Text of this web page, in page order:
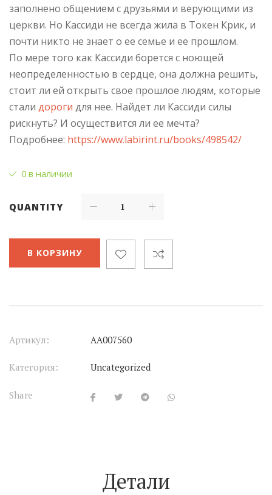
заполнено общением с друзьями и верующими из
церкви. Но Кассиди не всегда жила в Токен Крик, и
почти никто не знает о ее семье и ее прошлом.
По мере того как Кассиди борется с ноющей
неопределенностью в сердце, она должна решить,
стоит ли ей открыть свое прошлое людям, которые
стали дороги для нее. Найдет ли Кассиди силы
рискнуть? И осуществится ли ее мечта?
Подробнее: https://www.labirint.ru/books/498542/
0 в наличии
QUANTITY
В КОРЗИНУ
Артикул: АА007560
Категория: Uncategorized
Share
Детали